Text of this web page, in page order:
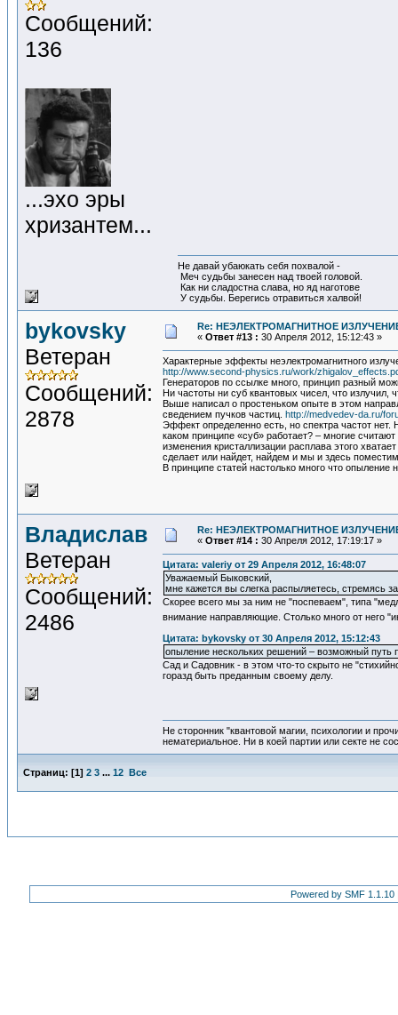
Сообщений:
136
...эхо эры
хризантем...
Не давай убаюкать себя похвалой -
Меч судьбы занесен над твоей головой.
Как ни сладостна слава, но яд наготове
У судьбы. Берегись отравиться халвой!
bykovsky
Ветеран
Сообщений:
2878
Re: НЕЭЛЕКТРОМАГНИТНОЕ
« Ответ #13 : 30 Апреля 2012, 15:12:43 »
Характерные эффекты неэлектромагнитного
http://www.second-physics.ru/work/
Генераторов по ссылке много, принцип разный
Ни частоты ни суб квантовых чисел, что излучил,
Выше написал о простеньком опыте в этом
сведением пучков частиц. http://medvedev-da.ru/
Эффект определенно есть, но спектра частот нет.
каком принципе «суб» работает? – многие
изменения кристаллизации расплава этого
сделает или найдет, найдем и мы и здесь
В принципе статей настолько много что
Владислав
Ветеран
Сообщений:
2486
Re: НЕЭЛЕКТРОМАГНИТНОЕ
« Ответ #14 : 30 Апреля 2012, 17:19:17 »
Цитата: valeriy от 29 Апреля 2012, 16:48:07
Уважаемый Быковский,
мне кажется вы слегка распыляетесь, стремясь
Скорее всего мы за ним не "поспеваем", типа
внимание направляющие. Столько много от него
Цитата: bykovsky от 30 Апреля 2012, 15:12:43
опыление нескольких решений – возможный путь
Сад и Садовник - в этом что-то скрыто не
горазд быть преданным своему делу.
Не сторонник "квантовой магии, психологии и
нематериальное. Ни в коей партии или секте не
Страниц: [1] 2 3 ... 12 Все
Powered by SMF 1.1.10